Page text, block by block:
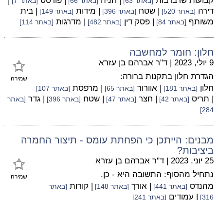
דירה [באתר 520] | שטח [באתר 396] | מידות [באתר 149]
| בית
משותף [באתר 84] | פסק דין [באתר 482] | מדרגות [באתר 114]
חלון: חומר למחשבה
שמירה
9 יולי, 2023 | ד"ר אברהם בן עזרא
הגדרת חלון בתקנות ברורה:
חלון [באתר 181] | אוורור [באתר 65] | מרפסת [באתר 107]
| תריס [באתר 42] | חצר [באתר 47] | שטח [באתר 396] | גדר [באתר
284]
מבנים: הייתכן כי הפחתת עומס - תיצור החמרה
ביציבות?
שמירה
25 יוני, 2023 | ד"ר אברהם בן עזרא
נתחיל מהסוף: התשובה היא - כן.
מהנדס [באתר 441] | אורך [באתר 148] | קורות [באתר
316]
| עמודים [באתר 241]